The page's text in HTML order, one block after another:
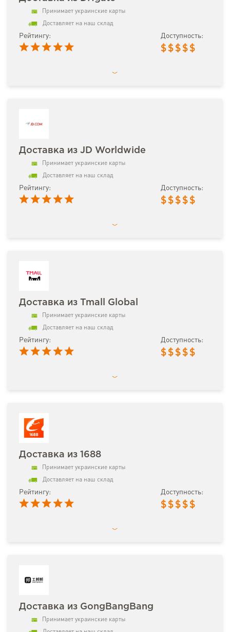
Принимает украинские карты
Доставляет на наш склад
Рейтингу: Доступность:
$ $ $ $ $
Доставка из JD Worldwide
Принимает украинские карты
Доставляет на наш склад
Рейтингу: Доступность:
$ $ $ $ $
Доставка из Tmall Global
Принимает украинские карты
Доставляет на наш склад
Рейтингу: Доступность:
$ $ $ $ $
Доставка из 1688
Принимает украинские карты
Доставляет на наш склад
Рейтингу: Доступность:
$ $ $ $ $
Доставка из GongBangBang
Принимает украинские карты